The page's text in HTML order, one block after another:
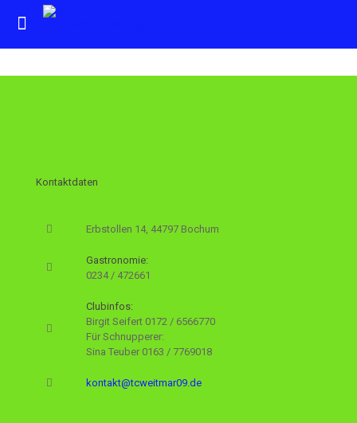
Kontaktdaten
Erbstollen 14, 44797 Bochum
Gastronomie:
0234 / 472661
Clubinfos:
Birgit Seifert 0172 / 6566770
Für Schnupperer:
Sina Teuber 0163 / 7769018
kontakt@tcweitmar09.de